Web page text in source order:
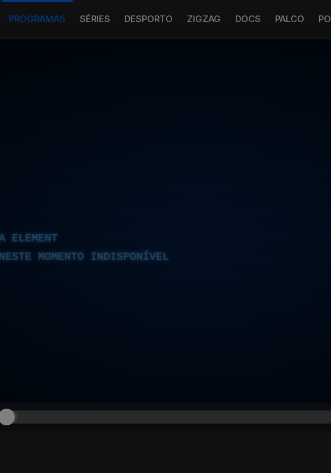
PROGRAMAS SÉRIES DESPORTO ZIGZAG DOCS PALCO
ELEMENT
MOMENTO INDISPONÍVEL